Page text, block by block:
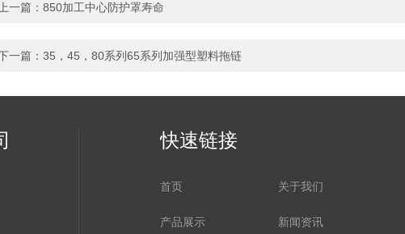
上一篇： 850加工中心防护罩寿命
一篇： 35，45，80系列65系列加强型塑料拖链
快速链接
首页 关于我们
产品展示 新闻资讯